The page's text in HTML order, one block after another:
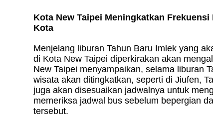
Kota New Taipei Meningkatkan
Kota
Menjelang liburan Tahun Baru Imlek yang
di Kota New Taipei diperkirakan akan
New Taipei menyampaikan, selama liburan
wisata akan ditingkatkan, seperti di Jiufen,
juga akan disesuaikan jadwalnya untuk
memeriksa jadwal bus sebelum bepergian
tersebut.